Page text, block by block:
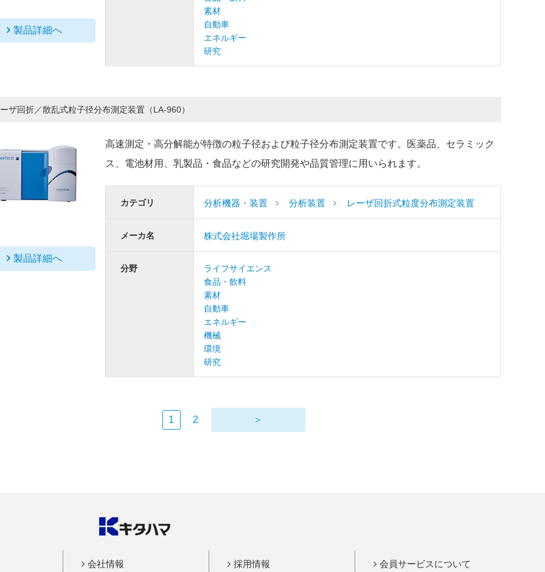
製品詳細へ
素材
自動車
エネルギー
研究
ザ回折／散乱式粒子径分布測定装置（LA-960）
製品詳細へ
高速測定・高分解能が特徴の粒子径および粒子径分布測定装置です。医薬品、セラミック
ス、電池材用、乳製品・食品などの研究開発や品質管理に用いられます。
カテゴリ 分析機器・装置 分析装置 レーザ回折式粒度分布測定装置
メーカ名 株式会社堀場製作所
分野
ライフサイエンス
食品・飲料
素材
自動車
エネルギー
機械
環境
研究
1 2 ＞
会社情報 採用情報 会員サービスについて